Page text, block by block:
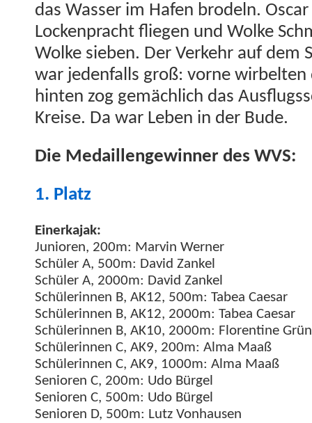
das Wass­er im Hafen brodeln.
Lock­en­pracht fliegen und Wolke
Wolke sieben. Der Verkehr auf dem
war jeden­falls groß: vorne
hin­ten zog gemäch­lich das
Kreise. Da war Leben in der Bude.
Die Medail­lengewin­ner des WVS:
1. Platz
Ein­erka­jak:
Junioren, 200m: Mar­vin Wern­er
Schüler A, 500m: David Zankel
Schüler A, 2000m: David Zankel
Schü­lerin­nen B, AK12, 500m: Tabea Cae­sar
Schü­lerin­nen B, AK12, 2000m: Tabea Cae­sar
Schü­lerin­nen B, AK10, 2000m: Flo­ren­tine
Schü­lerin­nen C, AK9, 200m: Alma Maaß
Schü­lerin­nen C, AK9, 1000m: Alma Maaß
Senioren C, 200m: Udo Bürgel
Senioren C, 500m: Udo Bürgel
Senioren D, 500m: Lutz Vonhausen